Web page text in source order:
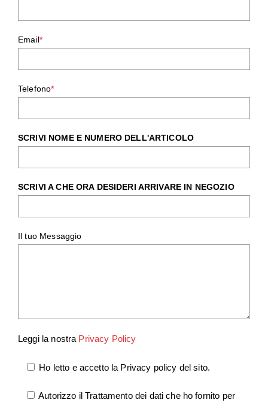
Email*
Telefono*
SCRIVI NOME E NUMERO DELL'ARTICOLO
SCRIVI A CHE ORA DESIDERI ARRIVARE IN NEGOZIO
Il tuo Messaggio
Leggi la nostra Privacy Policy
Ho letto e accetto la Privacy policy del sito.
Autorizzo il Trattamento dei dati che ho fornito per